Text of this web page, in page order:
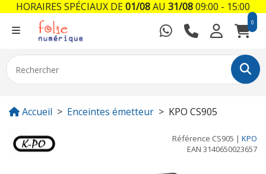
0
Accueil Enceintes émetteur KPO CS905
Référence CS905 | KPO
EAN 3140650023657
HORAIRES SPÉCIAUX DE01/08AU 31/0809:00 - 15:00